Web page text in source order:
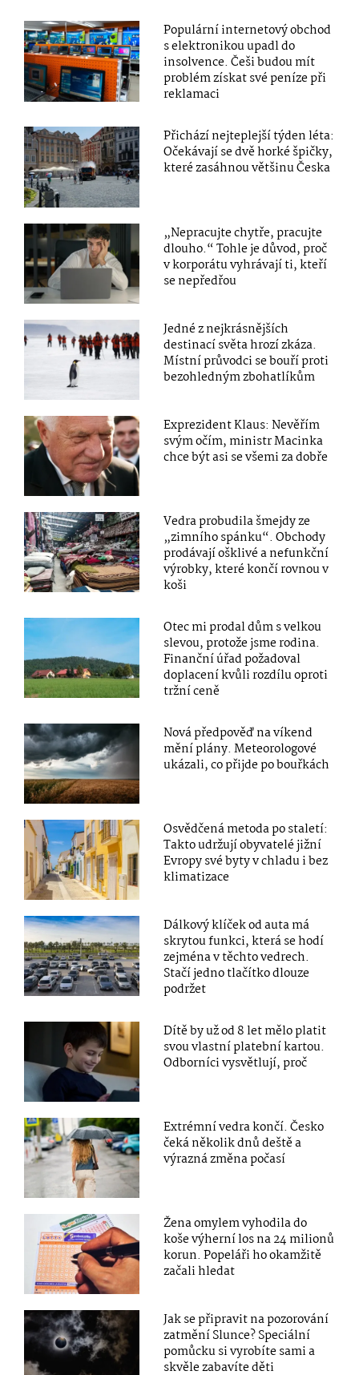
Populární internetový obchod
s elektronikou upadl do
insolvence. Češi budou mít
problém získat své peníze při
reklamaci
Přichází nejteplejší týden léta:
Očekávají se dvě horké špičky,
které zasáhnou většinu Česka
„Nepracujte chytře, pracujte
dlouho.“ Tohle je důvod, proč
v korporátu vyhrávají ti, kteří
se nepředřou
Jedné z nejkrásnějších
destinací světa hrozí zkáza.
Místní průvodci se bouří proti
bezohledným zbohatlíkům
Exprezident Klaus: Nevěřím
svým očím, ministr Macinka
chce být asi se všemi za dobře
Vedra probudila šmejdy ze
„zimního spánku“. Obchody
prodávají ošklivé a nefunkční
výrobky, které končí rovnou v
koši
Otec mi prodal dům s velkou
slevou, protože jsme rodina.
Finanční úřad požadoval
doplacení kvůli rozdílu oproti
tržní ceně
Nová předpověď na víkend
mění plány. Meteorologové
ukázali, co přijde po bouřkách
Osvědčená metoda po staletí:
Takto udržují obyvatelé jižní
Evropy své byty v chladu i bez
klimatizace
Dálkový klíček od auta má
skrytou funkci, která se hodí
zejména v těchto vedrech.
Stačí jedno tlačítko dlouze
podržet
Dítě by už od 8 let mělo platit
svou vlastní platební kartou.
Odborníci vysvětlují, proč
Extrémní vedra končí. Česko
čeká několik dnů deště a
výrazná změna počasí
Žena omylem vyhodila do
koše výherní los na 24 milionů
korun. Popeláři ho okamžitě
začali hledat
Jak se připravit na pozorování
zatmění Slunce? Speciální
pomůcku si vyrobíte sami a
skvěle zabavíte děti